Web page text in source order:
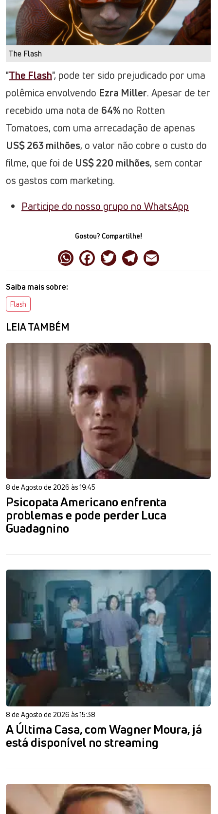
The Flash
"The Flash", pode ter sido prejudicado por uma
polêmica envolvendo Ezra Miller. Apesar de ter
recebido uma nota de 64% no Rotten
Tomatoes, com uma arrecadação de apenas
US$ 263 milhões, o valor não cobre o custo do
filme, que foi de US$ 220 milhões, sem contar
os gastos com marketing.
Participe do nosso grupo no WhatsApp
Gostou? Compartilhe!
Saiba mais sobre:
Flash
LEIA TAMBÉM
8 de Agosto de 2026 às 19:45
Psicopata Americano enfrenta
problemas e pode perder Luca
Guadagnino
8 de Agosto de 2026 às 15:38
A Última Casa, com Wagner Moura, já
está disponível no streaming